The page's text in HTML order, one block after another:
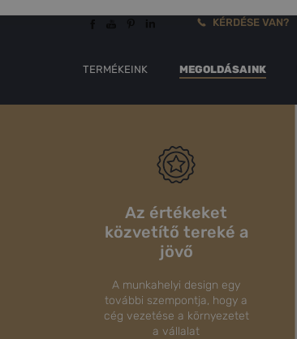
KÉRDÉSE VAN?
TERMÉKEINK MEGOLDÁSAINK
Az értékeket
közvetítő tereké a
jövő
A munkahelyi design egy
további szempontja, hogy a
cég vezetése a környezetet
a vállalat